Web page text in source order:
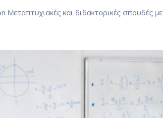
και διδακτορικές σπουδές με